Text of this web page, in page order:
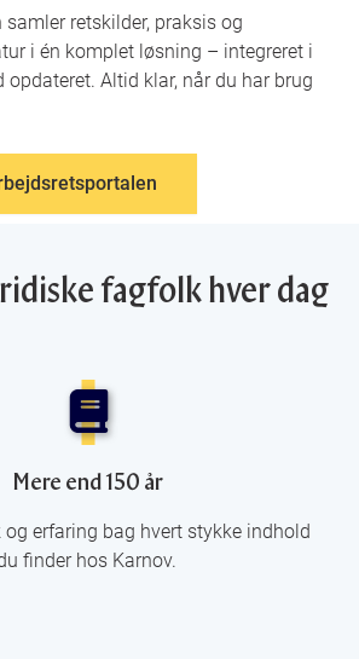
retskilder, praksis og
i én komplet løsning – integreret i
opdateret. Altid klar, når du har brug
fagfolk hver dag
Mere end 150 år
erfaring bag hvert stykke indhold
finder hos Karnov.